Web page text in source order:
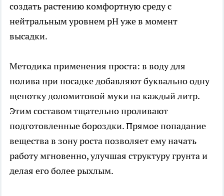
создать растению комфортную среду с
нейтральным уровнем pH уже в момент
высадки.
Методика применения проста: в воду для
полива при посадке добавляют буквально одну
щепотку доломитовой муки на каждый литр.
Этим составом тщательно проливают
подготовленные бороздки. Прямое попадание
вещества в зону роста позволяет ему начать
работу мгновенно, улучшая структуру грунта и
делая его более рыхлым.